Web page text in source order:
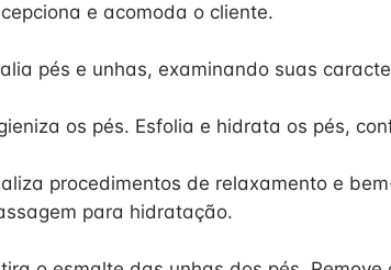
e acomoda o cliente.
pés e unhas, examinando suas
os pés. Esfolia e hidrata os pés,
procedimentos de relaxamento e
para hidratação.